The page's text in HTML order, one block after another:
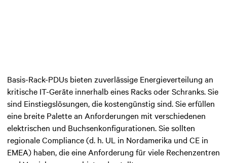
Basis-Rack-PDUs bieten zuverlässige Energieverteilung an
kritische IT-Geräte innerhalb eines Racks oder Schranks. Sie
sind Einstiegslösungen, die kostengünstig sind. Sie erfüllen
eine breite Palette an Anforderungen mit verschiedenen
elektrischen und Buchsenkonfigurationen. Sie sollten
regionale Compliance (d. h. UL in Nordamerika und CE in
EMEA) haben, die eine Anforderung für viele Rechenzentren